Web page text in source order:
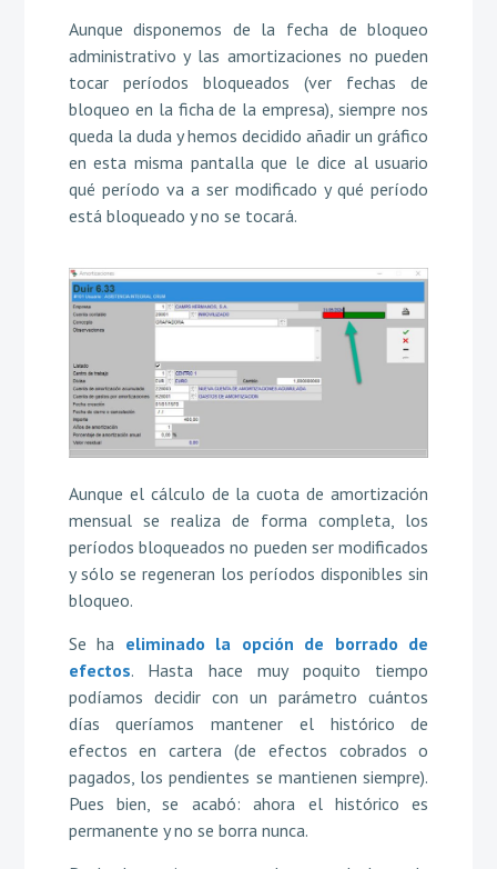
Aunque disponemos de la fecha de bloqueo
administrativo y las amortizaciones no pueden
tocar períodos bloqueados (ver fechas de
bloqueo en la ficha de la empresa), siempre nos
queda la duda y hemos decidido añadir un gráfico
en esta misma pantalla que le dice al usuario
qué período va a ser modificado y qué período
está bloqueado y no se tocará.
Aunque el cálculo de la cuota de amortización
mensual se realiza de forma completa, los
períodos bloqueados no pueden ser modificados
y sólo se regeneran los períodos disponibles sin
bloqueo.
Se ha eliminado la opción de borrado de
efectos. Hasta hace muy poquito tiempo
podíamos decidir con un parámetro cuántos
días queríamos mantener el histórico de
efectos en cartera (de efectos cobrados o
pagados, los pendientes se mantienen siempre).
Pues bien, se acabó: ahora el histórico es
permanente y no se borra nunca.